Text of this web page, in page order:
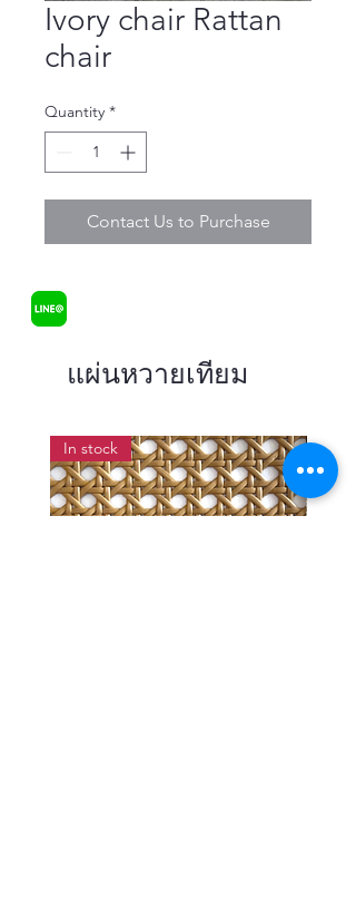
Ivory chair Rattan
chair
Quantity *
Contact Us to Purchase
แผ่นหวายเทียม
In stock